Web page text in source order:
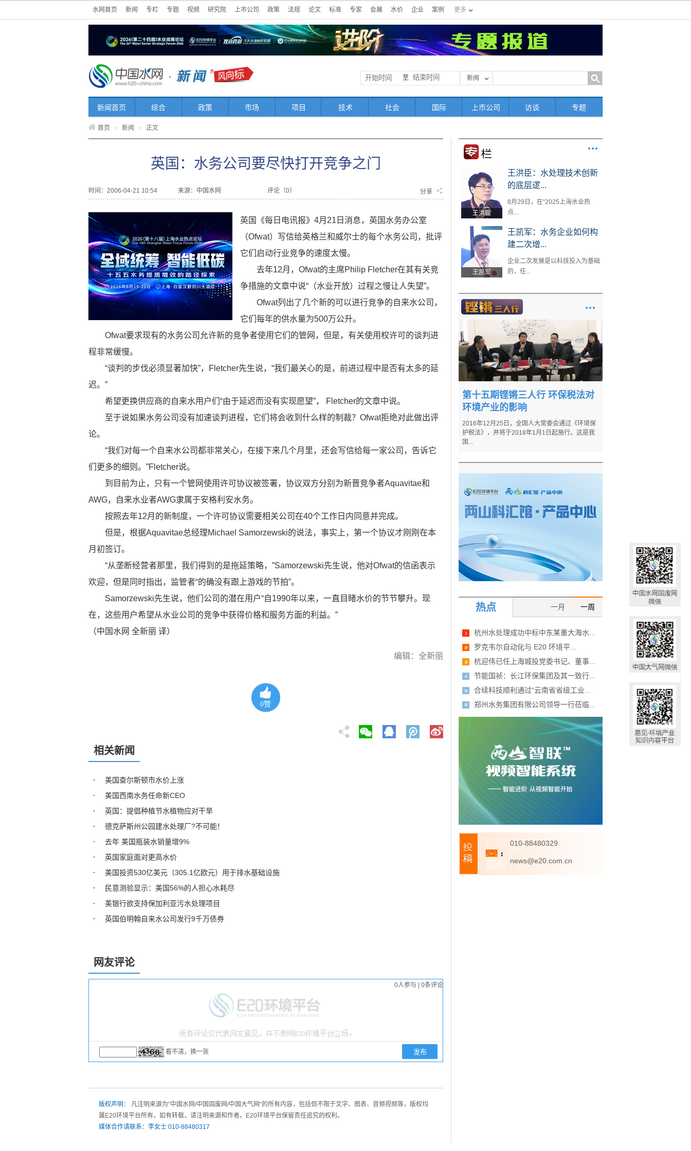
水网首页 新闻 专栏 专题 视频 研究院 上市公司 政策 法规 论文 标准 专家 会展 水价 企业 案例 更多
至 新闻
新闻首页 综合 政策 市场 项目 技术 社会 国际 上市公司 访谈 专题
首页 > 新闻 > 正文
英国：水务公司要尽快打开竞争之门
时间：2006-04-21 10:54 来源： 中国水网 评论（0） 分享
英国《每日电讯报》4月21日消息，英国水务办公室
（Ofwat）写信给英格兰和威尔士的每个水务公司，批评
它们启动行业竞争的速度太慢。
去年12月，Ofwat的主席Philip Fletcher在其有关竞
争措施的文章中说“（水业开放）过程之慢让人失望”。
Ofwat列出了几个新的可以进行竞争的自来水公司，
它们每年的供水量为500万公升。
Ofwat要求现有的水务公司允许新的竞争者使用它们的管网，但是，有关使用权许可的谈判进
程非常缓慢。
“谈判的步伐必须显著加快”，Fletcher先生说，“我们最关心的是，前进过程中是否有太多的延
迟。”
希望更换供应商的自来水用户们“由于延迟而没有实现愿望”， Fletcher的文章中说。
至于说如果水务公司没有加速谈判进程，它们将会收到什么样的制裁？Ofwat拒绝对此做出评
论。
“我们对每一个自来水公司都非常关心，在接下来几个月里，还会写信给每一家公司，告诉它
们更多的细则。”Fletcher说。
到目前为止，只有一个管网使用许可协议被签署，协议双方分别为新晋竞争者Aquavitae和
AWG，自来水业者AWG隶属于安格利安水务。
按照去年12月的新制度，一个许可协议需要相关公司在40个工作日内同意并完成。
但是，根据Aquavitae总经理Michael Samorzewski的说法，事实上，第一个协议才刚刚在本
月初签订。
“从垄断经营者那里，我们得到的是拖延策略，”Samorzewski先生说，他对Ofwat的信函表示
欢迎，但是同时指出，监管者“的确没有跟上游戏的节拍”。
Samorzewski先生说，他们公司的潜在用户“自1990年以来，一直目睹水价的节节攀升。现
在，这些用户希望从水业公司的竞争中获得价格和服务方面的利益。”
（中国水网 全新丽 译）
编辑：全新丽
0赞
相关新闻
美国查尔斯顿市水价上涨
美国西南水务任命新CEO
英国：提倡种植节水植物应对干旱
德克萨斯州公园建水处理厂?不可能！
去年 美国瓶装水销量增9%
英国家庭面对更高水价
美国投资530亿美元（305.1亿欧元）用于排水基础设施
民意测验显示：美国56%的人担心水耗尽
美银行欲支持保加利亚污水处理项目
英国伯明翰自来水公司发行9千万债券
网友评论
0人参与 0条评论
看不清，换一张
版权声明：
凡注明来源为“中国水网/中国固废网/中国大气网“的所有内容，包括但不限于文字、图表、音频视频等，版权均
属E20环境平台所有，如有转载，请注明来源和作者。E20环境平台保留责任追究的权利。
媒体合作请联系：李女士 010-88480317
王洪臣
王洪臣：水处理技术创新
的底层逻...
8月29日，在“2025上海水业热
点...
王凯军
王凯军：水务企业如何构
建二次增...
企业二次发展是以科技投入为基础
的，任...
第十五期铿锵三人行 环保税法对
环境产业的影响
2016年12月25日，全国人大常委会通过《环境保
护税法》，并将于2018年1月1日起施行。这是我
国...
热点 一周
一月
杭州水处理成功中标中东某重大海水...
罗克韦尔自动化与 E20 环境平...
杭迎伟已任上海城投党委书记、董事...
节能国祯：长江环保集团及其一致行...
合续科技顺利通过“云南省省级工业...
郑州水务集团有限公司领导一行莅临...
010-88480329
news@e20.com.cn